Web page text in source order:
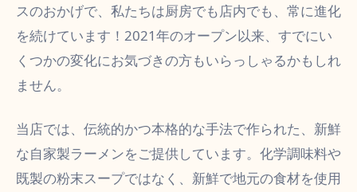
スのおかげで、私たちは厨房でも店内でも、常に進化
を続けています！2021年のオープン以来、すでにい
くつかの変化にお気づきの方もいらっしゃるかもしれ
ません。
当店では、伝統的かつ本格的な手法で作られた、新鮮
な自家製ラーメンをご提供しています。化学調味料や
既製の粉末スープではなく、新鮮で地元の食材を使用